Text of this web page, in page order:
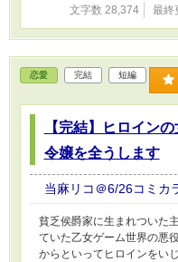
文字数 28,374 最終
恋愛 完結 短編
【完結】ヒロイン
令嬢を全うします
当麻リコ＠6/26コミカ
貧乏侯爵家に生まれついた
ていた乙女ゲーム世界の悪
からといってヒロインをい